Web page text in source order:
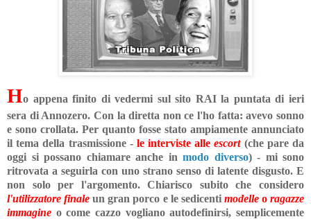
Ho appena finito di vedermi sul sito RAI la puntata di ieri
sera di Annozero. Con la diretta non ce l'ho fatta: avevo sonno
e sono crollata. Per quanto fosse stato ampiamente annunciato
il tema della trasmissione - le interviste alleescort(che pare da
oggi si possano chiamare anche in modo diverso) - mi sono
ritrovata a seguirla con uno strano senso di latente disgusto. E
non solo per l'argomento. Chiarisco subito che considero
l'utilizzatore finale un gran porco e le sedicenti modelleoragazze
immagine o come cazzo vogliano autodefinirsi, semplicemente